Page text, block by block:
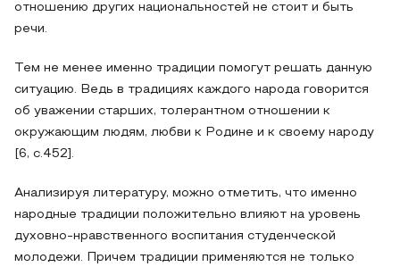
отношению других национальностей не стоит и быть
речи.
Тем не менее именно традиции помогут решать данную
ситуацию. Ведь в традициях каждого народа говорится
об уважении старших, толерантном отношении к
окружающим людям, любви к Родине и к своему народу
[6, c.452].
Анализируя литературу, можно отметить, что именно
народные традиции положительно влияют на уровень
духовно-нравственного воспитания студенческой
молодежи. Причем традиции применяются не только